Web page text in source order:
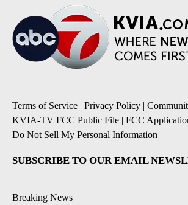
Terms of Service | Privacy Policy |
KVIA-TV FCC Public File | FCC
Do Not Sell My Personal Information
SUBSCRIBE TO OUR EMAIL
Breaking News